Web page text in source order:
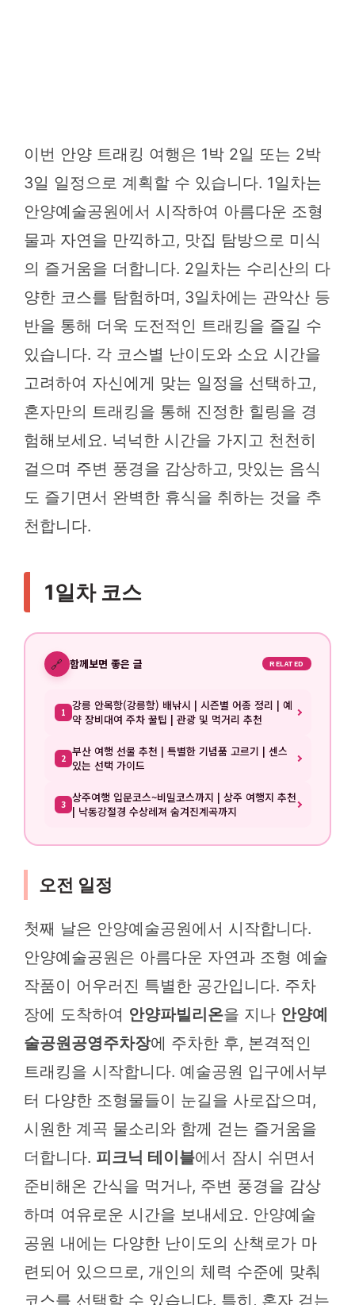
이번 안양 트래킹 여행은 1박 2일 또는 2박
3일 일정으로 계획할 수 있습니다. 1일차는
안양예술공원에서 시작하여 아름다운 조형
물과 자연을 만끽하고, 맛집 탐방으로 미식
의 즐거움을 더합니다. 2일차는 수리산의 다
양한 코스를 탐험하며, 3일차에는 관악산 등
반을 통해 더욱 도전적인 트래킹을 즐길 수
있습니다. 각 코스별 난이도와 소요 시간을
고려하여 자신에게 맞는 일정을 선택하고,
혼자만의 트래킹을 통해 진정한 힐링을 경
험해보세요. 넉넉한 시간을 가지고 천천히
걸으며 주변 풍경을 감상하고, 맛있는 음식
도 즐기면서 완벽한 휴식을 취하는 것을 추
천합니다.
1일차 코스
🔗 함께보면 좋은 글 RELATED
1 강릉 안목항(강릉항) 배낚시 | 시즌별 어종 정리 | 예
약 장비대여 주차 꿀팁 | 관광 및 먹거리 추천
2 부산 여행 선물 추천 | 특별한 기념품 고르기 | 센스
있는 선택 가이드
3 상주여행 입문코스~비밀코스까지 | 상주 여행지 추천
| 낙동강절경 수상레져 숨겨진계곡까지
오전 일정
첫째 날은 안양예술공원에서 시작합니다.
안양예술공원은 아름다운 자연과 조형 예술
작품이 어우러진 특별한 공간입니다. 주차
장에 도착하여 안양파빌리온을 지나 안양예
술공원공영주차장에 주차한 후, 본격적인
트래킹을 시작합니다. 예술공원 입구에서부
터 다양한 조형물들이 눈길을 사로잡으며,
시원한 계곡 물소리와 함께 걷는 즐거움을
더합니다. 피크닉 테이블에서 잠시 쉬면서
준비해온 간식을 먹거나, 주변 풍경을 감상
하며 여유로운 시간을 보내세요. 안양예술
공원 내에는 다양한 난이도의 산책로가 마
련되어 있으므로, 개인의 체력 수준에 맞춰
코스를 선택할 수 있습니다. 특히, 혼자 걷는